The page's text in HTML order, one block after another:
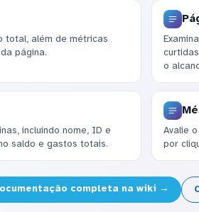
total, além de métricas
página.
o
incluindo nome, ID e
saldo e gastos totais.
Avalie
por
completa na wiki →